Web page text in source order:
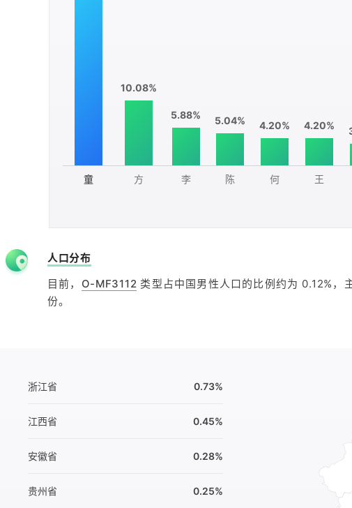
童
10.08%
方
5.88%
李
5.04%
陈
4.20%
何
4.20%
王
人口分布
目前， O-MF3112 类型占中国男性人口的比例约为 0.12%，
份。
浙江省 0.73%
江西省 0.45%
安徽省 0.28%
贵州省 0.25%